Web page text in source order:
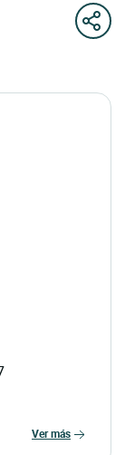
ver más